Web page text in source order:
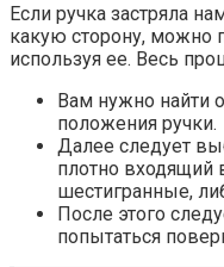
Если ручка застряла
какую сторону, можно
используя ее. Весь
Вам нужно найти
положения ручки.
Далее следует
плотно входящий
шестигранные,
После этого
попытаться